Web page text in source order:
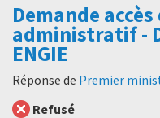
Demande
administratif -
ENGIE
Réponse de Premier
Refusé